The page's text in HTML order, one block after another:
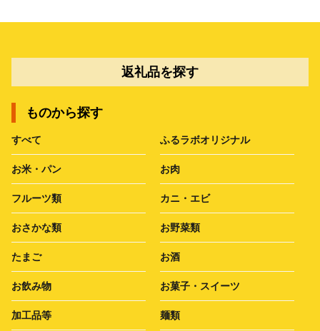
返礼品を探す
ものから探す
すべて ふるラボオリジナル
お米・パン お肉
フルーツ類 カニ・エビ
おさかな類 お野菜類
たまご お酒
お飲み物 お菓子・スイーツ
加工品等 麺類